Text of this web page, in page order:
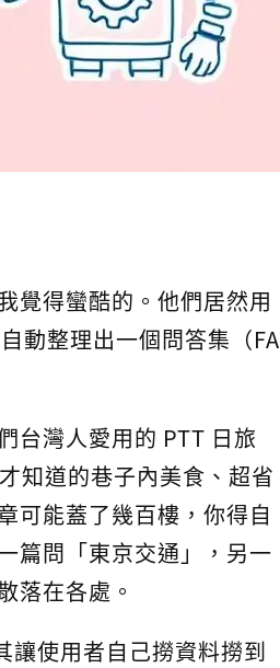
覺得蠻酷的。他們居然用
動整理出一個問答集（FA
台灣人愛用的 PTT 日旅
知道的巷子內美食、超省
可能蓋了幾百樓，你得自
篇問「東京交通」，另一
落在各處。
使用者自己撈資料撈到